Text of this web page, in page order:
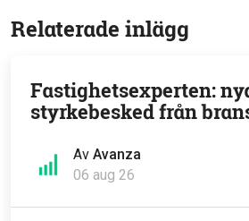
Relaterade inlägg
Av Avanza
06 aug 26
Fastighetsexperten:
styrkebesked från